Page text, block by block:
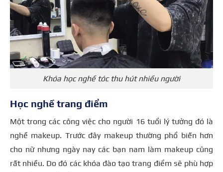
Khóa học nghề tóc thu hút nhiều người
Học nghề trang điểm
Một trong các công việc cho người 16 tuổi lý tưởng đó là
nghề makeup. Trước đây makeup thường phổ biến hơn
cho nữ nhưng ngày nay các bạn nam làm makeup cũng
rất nhiều. Do đó các khóa đào tạo trang điểm sẽ phù hợp